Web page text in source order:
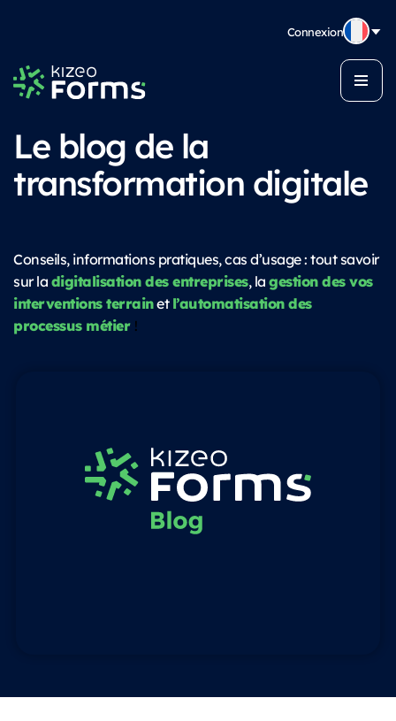
Connexion
Le blog de la
transformation digitale
Conseils, informations pratiques, cas d’usage : tout savoir
sur ladigitalisation des entreprises, lagestion des vos
interventions terrainetl’automatisation des
processus métier !